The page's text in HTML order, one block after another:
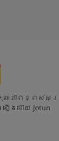
ាពខ្ពស់សម្រ
ងដោយ Jotun